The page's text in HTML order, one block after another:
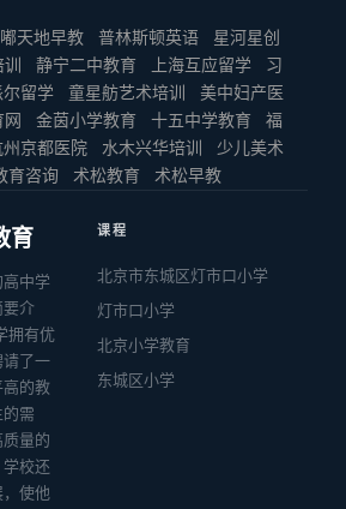
天地早教 普林斯顿英语
星河星创
静宁二中教育 上海互应留学
习
留学 童星舫艺术培训
美中妇产医
金茵小学教育 十五中学教育
福
州京都医院 水木兴华培训
少儿美术
育咨询 术松教育 术松早教
育
高中学
要介
拥有优
请了一
高的教
需
量的
校还
，使他
课程
北京市东城区灯市口小学
灯市口小学
北京小学教育
东城区小学